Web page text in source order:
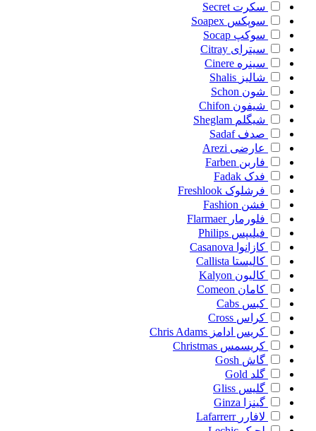
سکرت Secret
سوپکس Soapex
سوکپ Socap
سیترای Citray
سینره Cinere
شالیز Shalis
شون Schon
شیفون Chifon
شیگلم Sheglam
صدف Sadaf
عارضی Arezi
فاربن Farben
فدک Fadak
فرشلوک Freshlook
فشن Fashion
فلورمار Flarmaer
فیلیپس Philips
کازانوا Casanova
کالیستا Callista
کالیون Kalyon
کامان Comeon
کبس Cabs
کراس Cross
کریس ادامز Chris Adams
کریسمس Christmas
گاش Gosh
گلد Gold
گلیس Gliss
گینزا
Ginza
لافارر Lafarrerr